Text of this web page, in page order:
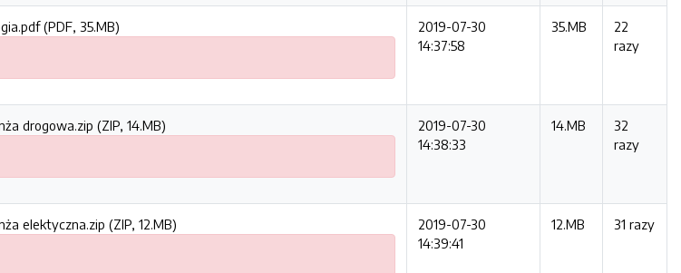
(PDF, 35.MB)
2019-07-30
14:37:58
35.MB
22
razy
drogowa.zip (ZIP, 14.MB)
2019-07-30
14:38:33
14.MB
32
razy
elektyczna.zip (ZIP, 12.MB)
2019-07-30
14:39:41
12.MB 31 razy